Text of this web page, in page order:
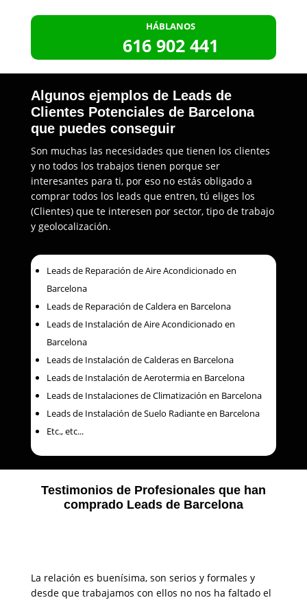
HÁBLANOS
616 902 441
Algunos ejemplos de Leads de
Clientes Potenciales de Barcelona
que puedes conseguir
Son muchas las necesidades que tienen los clientes
y no todos los trabajos tienen porque ser
interesantes para ti, por eso no estás obligado a
comprar todos los leads que entren, tú eliges los
(Clientes) que te interesen por sector, tipo de trabajo
y geolocalización.
Leads de Reparación de Aire Acondicionado en
Barcelona
Leads de Reparación de Caldera en Barcelona
Leads de Instalación de Aire Acondicionado en
Barcelona
Leads de Instalación de Calderas en Barcelona
Leads de Instalación de Aerotermia en Barcelona
Leads de Instalaciones de Climatización en Barcelona
Leads de Instalación de Suelo Radiante en Barcelona
Etc., etc...
Testimonios de Profesionales que han
comprado Leads de Barcelona
La relación es buenísima, son serios y formales y
desde que trabajamos con ellos no nos ha faltado el